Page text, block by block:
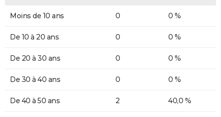
Moins de 10 ans 0 0 %
De 10 à 20 ans 0 0 %
De 20 à 30 ans 0 0 %
De 30 à 40 ans 0 0 %
De 40 à 50 ans 2 40,0 %